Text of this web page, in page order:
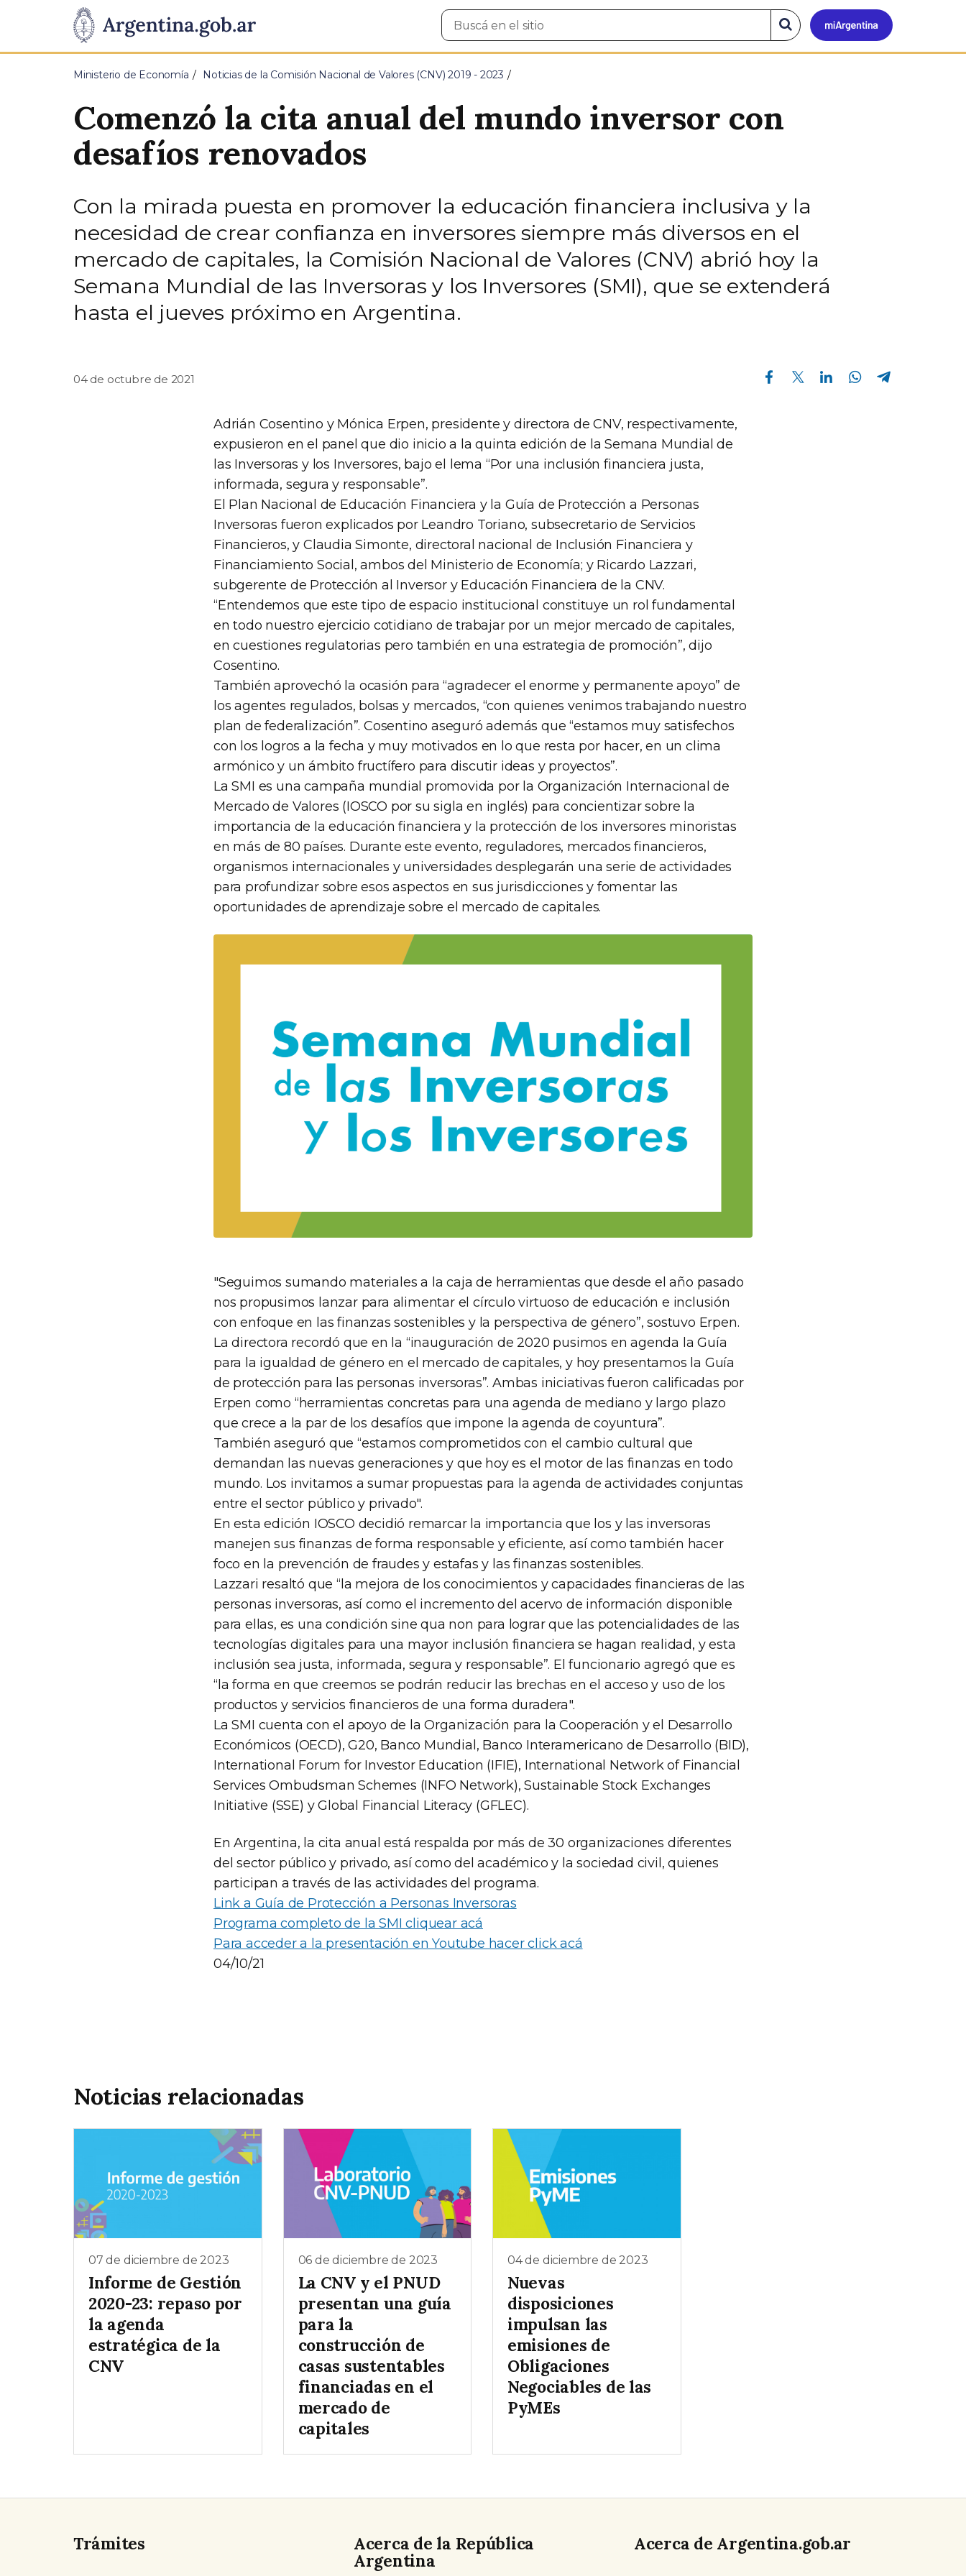
Presidencia
de
Pasar al contenido principal
Mi
Buscar
en
Buscar
en
el
Ministerio de Economía Noticias de la Comisión Nacional de Valores (CNV) 2019 - 2023
Comenzó la cita anual del mundo inversor con
desafíos renovados
Con la mirada puesta en promover la educación financiera inclusiva y la
necesidad de crear confianza en inversores siempre más diversos en el
mercado de capitales, la Comisión Nacional de Valores (CNV) abrió hoy la
Semana Mundial de las Inversoras y los Inversores (SMI), que se extenderá
hasta el jueves próximo en Argentina.
04 de octubre de 2021
Compartir en Facebook Compartir en Twitter Compartir en Linkedin Compartir en Whatsapp
Adrián Cosentino y Mónica Erpen, presidente y directora de CNV, respectivamente,
expusieron en el panel que dio inicio a la quinta edición de la Semana Mundial de
las Inversoras y los Inversores, bajo el lema “Por una inclusión financiera justa,
informada, segura y responsable”.
El Plan Nacional de Educación Financiera y la Guía de Protección a Personas
Inversoras fueron explicados por Leandro Toriano, subsecretario de Servicios
Financieros, y Claudia Simonte, directoral nacional de Inclusión Financiera y
Financiamiento Social, ambos del Ministerio de Economía; y Ricardo Lazzari,
subgerente de Protección al Inversor y Educación Financiera de la CNV.
“Entendemos que este tipo de espacio institucional constituye un rol fundamental
en todo nuestro ejercicio cotidiano de trabajar por un mejor mercado de capitales,
en cuestiones regulatorias pero también en una estrategia de promoción”, dijo
Cosentino.
También aprovechó la ocasión para “agradecer el enorme y permanente apoyo” de
los agentes regulados, bolsas y mercados, “con quienes venimos trabajando nuestro
plan de federalización”. Cosentino aseguró además que “estamos muy satisfechos
con los logros a la fecha y muy motivados en lo que resta por hacer, en un clima
armónico y un ámbito fructífero para discutir ideas y proyectos”.
La SMI es una campaña mundial promovida por la Organización Internacional de
Mercado de Valores (IOSCO por su sigla en inglés) para concientizar sobre la
importancia de la educación financiera y la protección de los inversores minoristas
en más de 80 países. Durante este evento, reguladores, mercados financieros,
organismos internacionales y universidades desplegarán una serie de actividades
para profundizar sobre esos aspectos en sus jurisdicciones y fomentar las
oportunidades de aprendizaje sobre el mercado de capitales.
"Seguimos sumando materiales a la caja de herramientas que desde el año pasado
nos propusimos lanzar para alimentar el círculo virtuoso de educación e inclusión
con enfoque en las finanzas sostenibles y la perspectiva de género”, sostuvo Erpen.
La directora recordó que en la “inauguración de 2020 pusimos en agenda la Guía
para la igualdad de género en el mercado de capitales, y hoy presentamos la Guía
de protección para las personas inversoras”. Ambas iniciativas fueron calificadas por
Erpen como “herramientas concretas para una agenda de mediano y largo plazo
que crece a la par de los desafíos que impone la agenda de coyuntura”.
También aseguró que “estamos comprometidos con el cambio cultural que
demandan las nuevas generaciones y que hoy es el motor de las finanzas en todo
mundo. Los invitamos a sumar propuestas para la agenda de actividades conjuntas
entre el sector público y privado".
En esta edición IOSCO decidió remarcar la importancia que los y las inversoras
manejen sus finanzas de forma responsable y eficiente, así como también hacer
foco en la prevención de fraudes y estafas y las finanzas sostenibles.
Lazzari resaltó que “la mejora de los conocimientos y capacidades financieras de las
personas inversoras, así como el incremento del acervo de información disponible
para ellas, es una condición sine qua non para lograr que las potencialidades de las
tecnologías digitales para una mayor inclusión financiera se hagan realidad, y esta
inclusión sea justa, informada, segura y responsable”. El funcionario agregó que es
“la forma en que creemos se podrán reducir las brechas en el acceso y uso de los
productos y servicios financieros de una forma duradera".
La SMI cuenta con el apoyo de la Organización para la Cooperación y el Desarrollo
Económicos (OECD), G20, Banco Mundial, Banco Interamericano de Desarrollo (BID),
International Forum for Investor Education (IFIE), International Network of Financial
Services Ombudsman Schemes (INFO Network), Sustainable Stock Exchanges
Initiative (SSE) y Global Financial Literacy (GFLEC).
En Argentina, la cita anual está respalda por más de 30 organizaciones diferentes
del sector público y privado, así como del académico y la sociedad civil, quienes
participan a través de las actividades del programa.
Link a Guía de Protección a Personas Inversoras
Programa completo de la SMI cliquear acá
Para acceder a la presentación en Youtube hacer click acá
04/10/21
Noticias relacionadas
07 de diciembre de 2023
Informe de Gestión
2020-23: repaso por
la agenda
estratégica de la
CNV
06 de diciembre de 2023
La CNV y el PNUD
presentan una guía
para la
construcción de
casas sustentables
financiadas en el
mercado de
capitales
04 de diciembre de 2023
Nuevas
disposiciones
impulsan las
emisiones de
Obligaciones
Negociables de las
PyMEs
Trámites
Acerca de la República
Argentina
Acerca de Argentina.gob.ar